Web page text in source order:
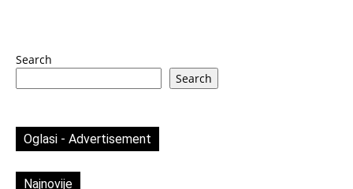
Search
Search
Oglasi - Advertisement
Najnovije